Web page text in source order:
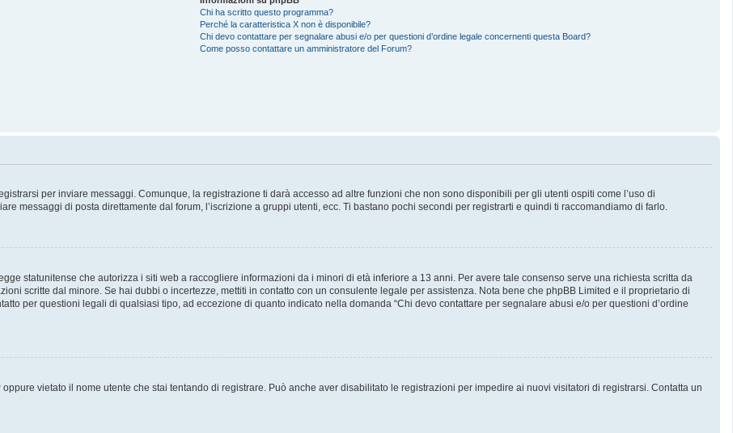
Chi ha scritto questo programma?
Perché la caratteristica X non è disponibile?
Chi devo contattare per segnalare abusi e/o per questioni d’ordine legale concernenti questa Board?
Come posso contattare un amministratore del Forum?
per inviare messaggi. Comunque, la registrazione ti darà accesso ad altre funzioni che non sono disponibili per gli utenti ospiti come l’uso di
messaggi di posta direttamente dal forum, l’iscrizione a gruppi utenti, ecc. Ti bastano pochi secondi per registrarti e quindi ti raccomandiamo di farlo.
statunitense che autorizza i siti web a raccogliere informazioni da i minori di età inferiore a 13 anni. Per avere tale consenso serve una richiesta scritta da
scritte dal minore. Se hai dubbi o incertezze, mettiti in contatto con un consulente legale per assistenza. Nota bene che phpBB Limited e il proprietario di
per questioni legali di qualsiasi tipo, ad eccezione di quanto indicato nella domanda “Chi devo contattare per segnalare abusi e/o per questioni d’ordine
vietato il nome utente che stai tentando di registrare. Può anche aver disabilitato le registrazioni per impedire ai nuovi visitatori di registrarsi. Contatta un